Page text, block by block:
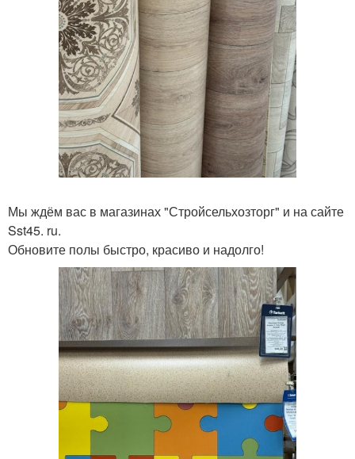
Мы ждём вас в магазинах "Стройсельхозторг" и на сайте
Sst45. ru.
Обновите полы быстро, красиво и надолго!